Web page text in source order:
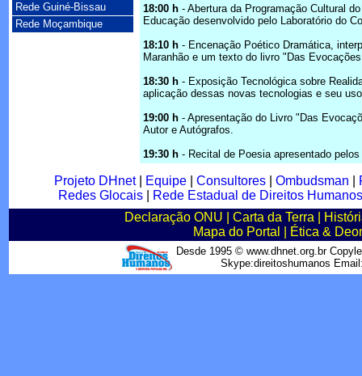
Rede Guiné-Bissau
Rede Moçambique
18:00 h - Abertura da Programação Cultural
Educação desenvolvido pelo Laboratório do
18:10 h - Encenação Poético Dramática,
Maranhão e um texto do livro "Das
18:30 h - Exposição Tecnológica sobre
aplicação dessas novas tecnologias e seu
19:00 h - Apresentação do Livro "Das
Autor e Autógrafos.
19:30 h - Recital de Poesia apresentado
Projeto DHnet| Equipe| Consultores| Ombudsman
Redes Glocais|
Rede Estadual de Direitos
Declaração ONU
Carta da Terra
Mapa do Portal
Ética &
Desde 1995 © www.dhnet.org.br
Skype:direitoshumanos